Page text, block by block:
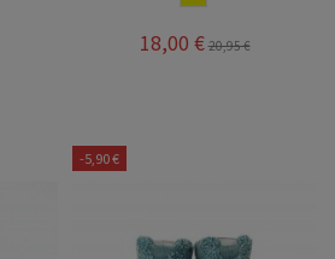
18,00 € 20,95 €
-5,90 €